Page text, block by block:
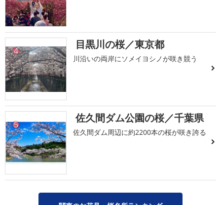
4 目黒川の桜／東京都
川沿いの両岸にソメイヨシノが咲き競う
5 佐久間ダム公園の桜／千葉県
佐久間ダム周辺に約2200本の桜が咲き誇る